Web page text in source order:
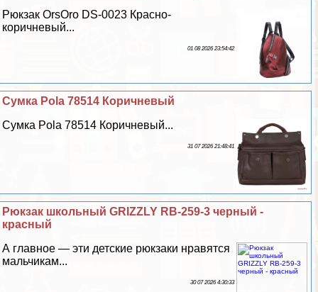
Рюкзак OrsOro DS-0023 Красно-
коричневый...
01 08 2026 23:54:42
Сумка Pola 78514 Коричневый
Сумка Pola 78514 Коричневый...
31 07 2026 21:48:41
Рюкзак школьный GRIZZLY RB-259-3 черный -
красный
А главное — эти детские рюкзаки нравятся
мальчикам...
30 07 2026 4:30:33